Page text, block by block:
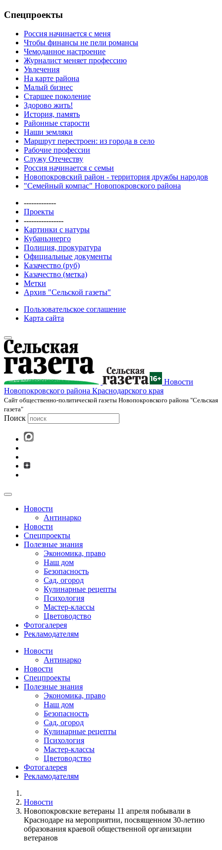
Спецпроекты
Россия начинается с меня
Чтобы финансы не пели романсы
Чемоданное настроение
Журналист меняет профессию
Увлечения
На карте района
Малый бизнес
Старшее поколение
Здорово жить!
История, память
Районные старости
Наши земляки
Маршрут перестроен: из города в село
Рабочие профессии
Служу Отечеству
Россия начинается с семьи
Новопокровский район - территория дружбы народов
"Семейный компас" Новопокровского района
-------------
Проекты
----------------
Картинки с натуры
Кубаньэнерго
Полиция, прокуратура
Официальные документы
Казачество (руб)
Казачество (метка)
Метки
Архив "Сельской газеты"
Пользовательское соглашение
Карта сайта
Новости
Новопокровского района Краснодарского края
Cайт общественно-политической газеты Новопокровского района "Сельская
газета"
Поиск
Новости
Антинарко
Новости
Спецпроекты
Полезные знания
Экономика, право
Наш дом
Безопасность
Сад, огород
Кулинарные рецепты
Психология
Мастер-классы
Цветоводство
Фотогалерея
Рекламодателям
Новости
Антинарко
Новости
Спецпроекты
Полезные знания
Экономика, право
Наш дом
Безопасность
Сад, огород
Кулинарные рецепты
Психология
Мастер-классы
Цветоводство
Фотогалерея
Рекламодателям
Новости
Новопокровские ветераны 11 апреля побывали в
Краснодаре на мероприятии, посвященном 30-летию
образования краевой общественной организации
ветеранов